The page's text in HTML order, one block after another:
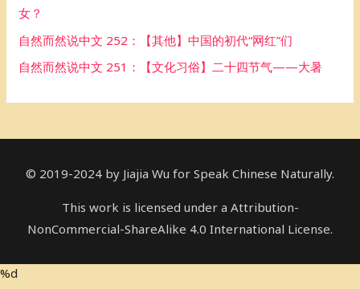
女？
自然而然说中文 252：【其他】中国的初代“网红”们
自然而然说中文 251：【文化习俗】二十四节气——大暑
© 2019-2024 by Jiajia Wu for Speak Chinese Naturally.
This work is licensed under a Attribution-
NonCommercial-ShareAlike 4.0 International License.
%d